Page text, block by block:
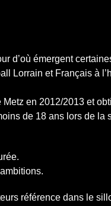
d’où émergent
Lorrain et Français à
en 2012/2013 et
de 18 ans lors de la
référence dans le